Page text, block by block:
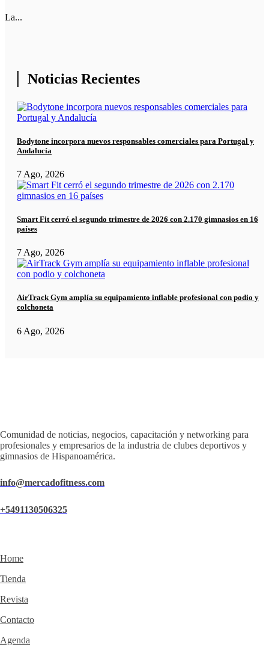
La...
Noticias Recientes
Bodytone incorpora nuevos responsables comerciales para Portugal y
Andalucía
7 Ago, 2026
Smart Fit cerró el segundo trimestre de 2026 con 2.170 gimnasios en 16
países
7 Ago, 2026
AirTrack Gym amplía su equipamiento inflable profesional con podio y
colchoneta
6 Ago, 2026
Comunidad de noticias, negocios, capacitación y networking para
profesionales y empresarios de la industria de clubes deportivos y
gimnasios de Hispanoamérica.
info@mercadofitness.com
+5491130506325
Home
Tienda
Revista
Contacto
Agenda